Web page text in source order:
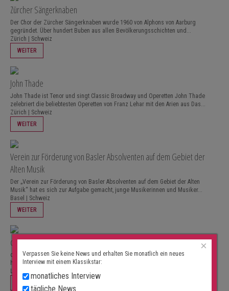
Zürcher Sängerknaben
Der Chor der Zürcher Sängerknaben wurde 1960 von Alphons von Aarburg
gegründet. Über hundert Buben aus allen Bevölkerungsschichten und...
Zürich | Schweiz
WEITER
John Thade
John Thade ist Tenor und singt Classic Broadway und Operetten John Thade
zelebriert die beliebtesten Operetten von Franz Lehar mit den Arien aus Das...
Zürich | Schweiz
WEITER
Verein zur Förderung von Basler Absolventen auf dem Gebiet der
Alten Musik
Der „Verein zur Förderung von Basler Absolventen auf dem Gebiet der Alten
Musik“ hat es sich zur Aufgabe gemacht, junge Musikerinnen und Musiker...
Basel | Schweiz
WEITER
concertiamo.ch
concertiamo.ch hat das Ziel, junge Musiker und Musikerinnen, die über ein
hervorragendes Können verfügen,zu unterstützen. Zum Angebot...
Liestal | Schweiz
×
Verpassen Sie keine News und erhalten Sie monatlich ein neues
Interview mit einem Klassikstar:
monatliches Interview
tägliche News